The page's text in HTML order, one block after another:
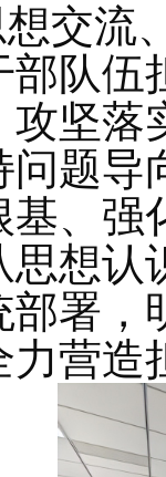
交流
部队伍
攻坚落
问题导
基、强
思想认
部署，
力营造